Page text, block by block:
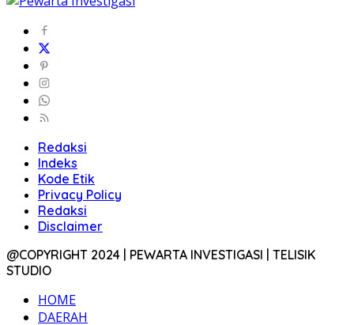
Redaksi
Indeks
Kode Etik
Privacy Policy
Redaksi
Disclaimer
@COPYRIGHT 2024 | PEWARTA INVESTIGASI | TELISIK
STUDIO
HOME
DAERAH